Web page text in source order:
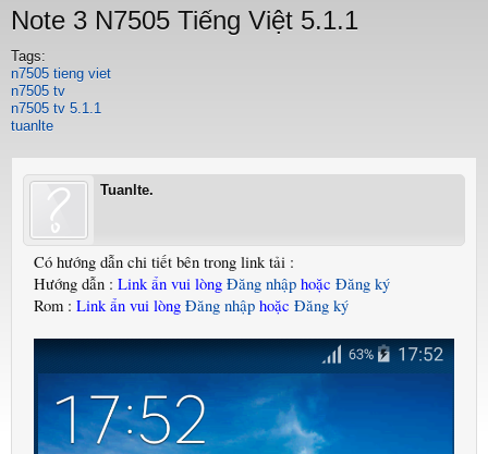
Note 3 N7505 Tiếng Việt 5.1.1
Tags:
n7505 tieng viet
n7505 tv
n7505 tv 5.1.1
tuanlte
Tuanlte.
Có hướng dẫn chi tiết bên trong link tải :
Hướng dẫn : Link ẩn vui lòng Đăng nhập hoặc Đăng ký
Rom : Link ẩn vui lòng Đăng nhập hoặc Đăng ký